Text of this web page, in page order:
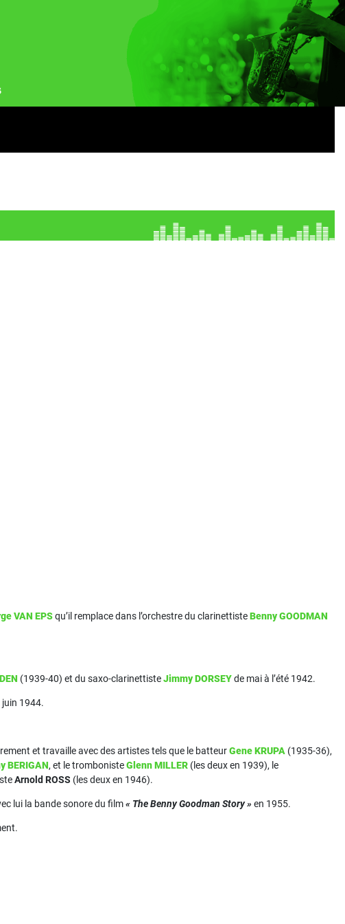
VAN EPSqu’il remplace dans l’orchestre du clarinettisteBenny GOODMAN
(1939-40) et du saxo-clarinettisteJimmy DORSEYde mai à l’été 1942.
juin 1944.
et travaille avec des artistes tels que le batteurGene KRUPA (1935-36),
BERIGAN, et le trombonisteGlenn MILLER (les deux en 1939), le
Arnold ROSS (les deux en 1946).
lui la bande sonore du film« The Benny Goodman Story » en 1955.